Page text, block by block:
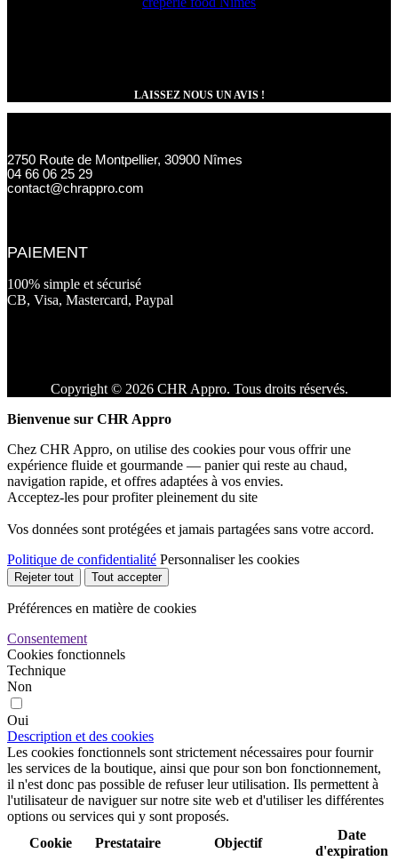
LAISSEZ NOUS UN AVIS !
2750 Route de Montpellier, 30900 Nîmes
04 66 06 25 29
contact@chrappro.com
PAIEMENT
100% simple et sécurisé
CB, Visa, Mastercard, Paypal
Copyright © 2026 CHR Appro. Tous droits réservés.
Bienvenue sur CHR Appro
Chez CHR Appro, on utilise des cookies pour vous offrir une
expérience fluide et gourmande — panier qui reste au chaud,
navigation rapide, et offres adaptées à vos envies.
Acceptez-les pour profiter pleinement du site
Vos données sont protégées et jamais partagées sans votre accord.
Politique de confidentialité Personnaliser les cookies
Rejeter tout Tout accepter
Préférences en matière de cookies
Consentement
Cookies fonctionnels
Technique
Non
Oui
Description et des cookies
Les cookies fonctionnels sont strictement nécessaires pour fournir
les services de la boutique, ainsi que pour son bon fonctionnement,
il n'est donc pas possible de refuser leur utilisation. Ils permettent à
l'utilisateur de naviguer sur notre site web et d'utiliser les différentes
options ou services qui y sont proposés.
Cookie
Prestataire Objectif
Date
d'expiration